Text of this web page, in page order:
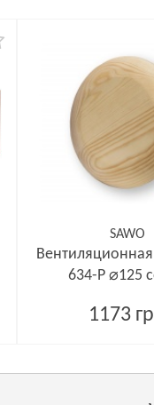
SAWO
Вентиляционная
634-P ⌀125
1173